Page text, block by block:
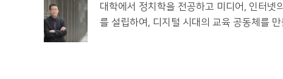
대학에서 정치학을 전공하고 미디어, 인터넷
를 설립하여, 디지털 시대의 교육 공동체를